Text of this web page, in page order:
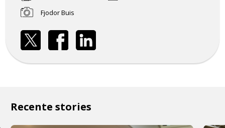
Fjodor Buis
Recente stories